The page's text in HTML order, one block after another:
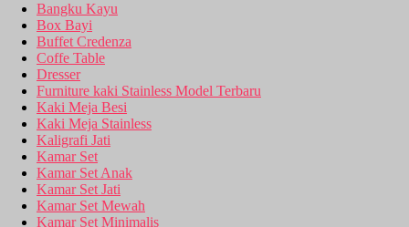
Bangku Kayu
Box Bayi
Buffet Credenza
Coffe Table
Dresser
Furniture kaki Stainless Model Terbaru
Kaki Meja Besi
Kaki Meja Stainless
Kaligrafi Jati
Kamar Set
Kamar Set Anak
Kamar Set Jati
Kamar Set Mewah
Kamar Set Minimalis